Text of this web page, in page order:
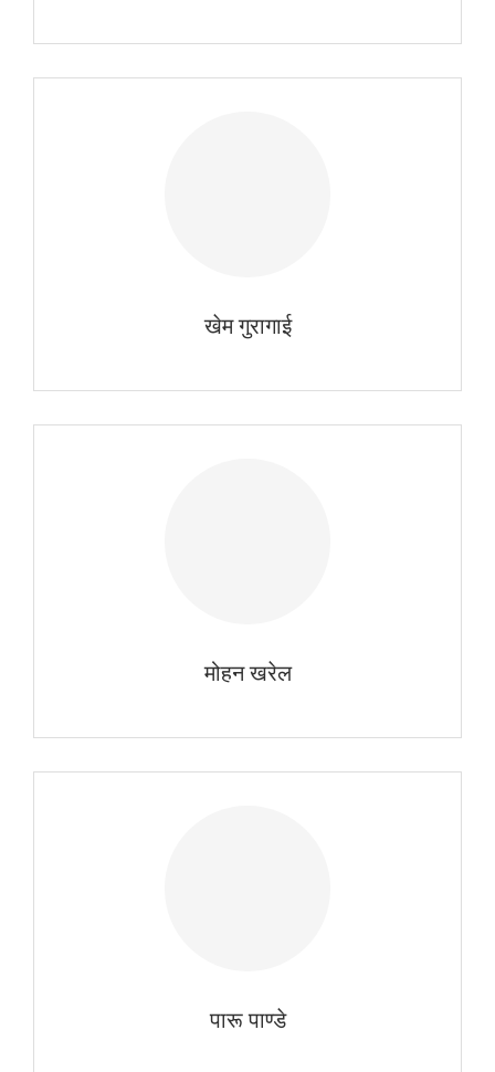
खेम गुरागाई
मोहन खरेल
पारू पाण्डे